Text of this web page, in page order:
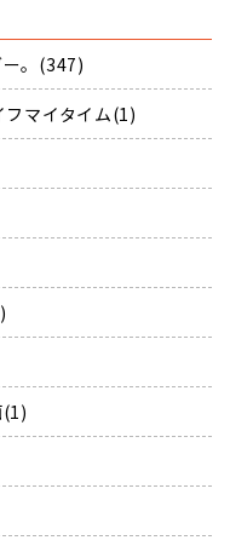
。(347)
マイタイム(1)